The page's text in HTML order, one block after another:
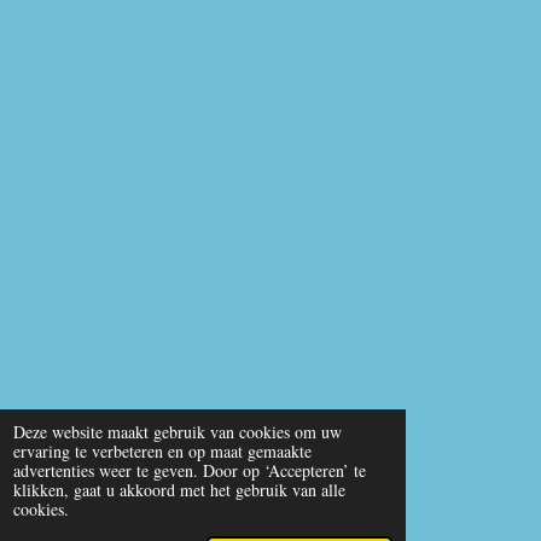
Deze website maakt gebruik van cookies om uw
ervaring te verbeteren en op maat gemaakte
advertenties weer te geven. Door op ‘Accepteren’ te
klikken, gaat u akkoord met het gebruik van alle
cookies.